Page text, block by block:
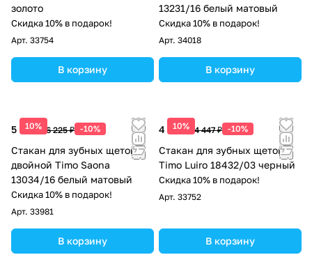
золото
Скидка 10% в подарок!
Арт. 33754
В корзину
13231/16 белый матовый
Скидка 10% в подарок!
Арт. 34018
В корзину
10%
5 603 ₽ 6 225 ₽ -10%
Стакан для зубных щеток
двойной Timo Saona
13034/16 белый матовый
Скидка 10% в подарок!
Арт. 33981
В корзину
10%
4 002 ₽ 4 447 ₽ -10%
Стакан для зубных щеток
Timo Luiro 18432/03 черный
Скидка 10% в подарок!
Арт. 33752
В корзину